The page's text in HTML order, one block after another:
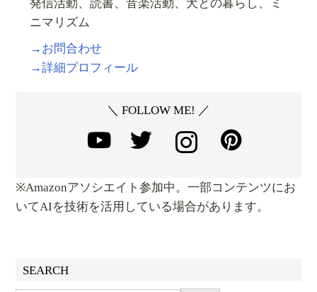
発信活動、読書、音楽活動、犬との暮らし、ミ
ニマリズム
→お問合わせ
→詳細プロフィール
＼ FOLLOW ME! ／
※Amazonアソシエイト参加中。一部コンテンツにお
いてAIを技術を活用している場合があります。
SEARCH